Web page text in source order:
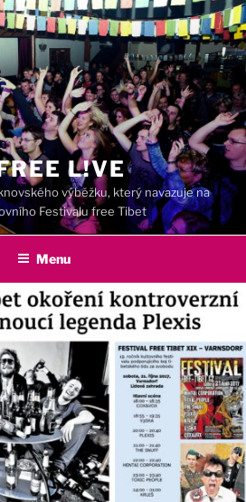
L!VE
výběžku, který navazuje na
Festivalu free Tibet
Menu